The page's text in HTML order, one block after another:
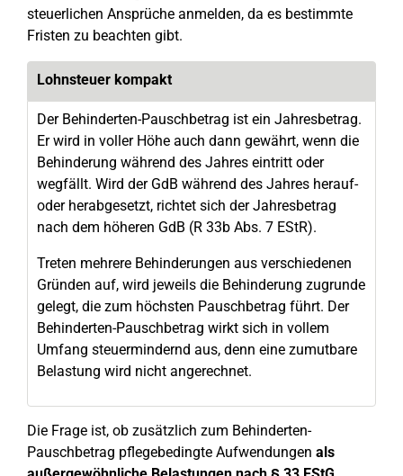
steuerlichen Ansprüche anmelden, da es bestimmte
Fristen zu beachten gibt.
Lohnsteuer kompakt
Der Behinderten-Pauschbetrag ist ein Jahresbetrag.
Er wird in voller Höhe auch dann gewährt, wenn die
Behinderung während des Jahres eintritt oder
wegfällt. Wird der GdB während des Jahres herauf-
oder herabgesetzt, richtet sich der Jahresbetrag
nach dem höheren GdB (R 33b Abs. 7 EStR).
Treten mehrere Behinderungen aus verschiedenen
Gründen auf, wird jeweils die Behinderung zugrunde
gelegt, die zum höchsten Pauschbetrag führt. Der
Behinderten-Pauschbetrag wirkt sich in vollem
Umfang steuermindernd aus, denn eine zumutbare
Belastung wird nicht angerechnet.
Die Frage ist, ob zusätzlich zum Behinderten-
Pauschbetrag pflegebedingte Aufwendungen als